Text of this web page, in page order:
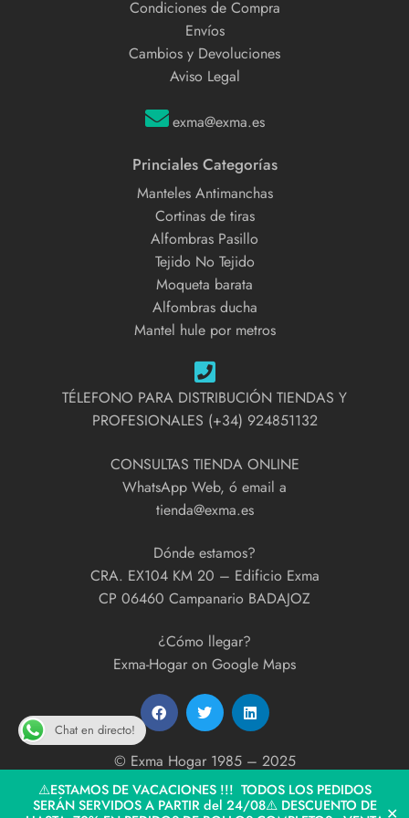
⚠️ESTAMOS DE VACACIONES !!! TODOS LOS PEDIDOS
SERÁN SERVIDOS A PARTIR del 24/08⚠️ DESCUENTO DE
Condiciones de Compra
Envíos
Cambios y Devoluciones
Aviso Legal
exma@exma.es
Princiales Categorías
Manteles Antimanchas
Cortinas de tiras
Alfombras Pasillo
Tejido No Tejido
Moqueta barata
Alfombras ducha
Mantel hule por metros
TÉLEFONO PARA DISTRIBUCIÓN TIENDAS Y
PROFESIONALES (+34) 924851132
CONSULTAS TIENDA ONLINE
WhatsApp Web, ó email a
tienda@exma.es
Dónde estamos?
CRA. EX104 KM 20 – Edificio Exma
CP 06460 Campanario BADAJOZ
¿Cómo llegar?
Exma-Hogar on Google Maps
© Exma Hogar 1985 – 2025
developed by ExmaPrint!
Chat en directo!